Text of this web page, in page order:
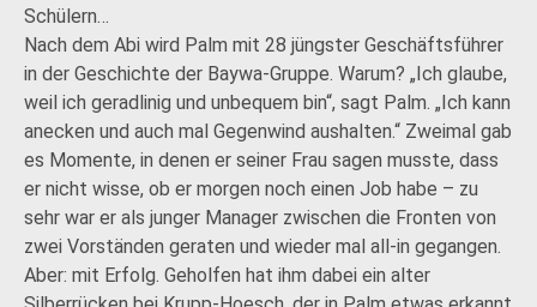
Schülern…
Nach dem Abi wird Palm mit 28 jüngster Geschäftsführer
in der Geschichte der Baywa-Gruppe. Warum? „Ich glaube,
weil ich geradlinig und unbequem bin“, sagt Palm. „Ich kann
anecken und auch mal Gegenwind aushalten.“ Zweimal gab
es Momente, in denen er seiner Frau sagen musste, dass
er nicht wisse, ob er morgen noch einen Job habe – zu
sehr war er als junger Manager zwischen die Fronten von
zwei Vorständen geraten und wieder mal all-in gegangen.
Aber: mit Erfolg. Geholfen hat ihm dabei ein alter